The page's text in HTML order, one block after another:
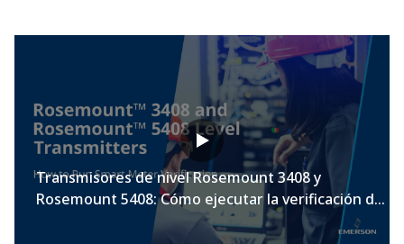
Transmisores de nivel Rosemount 3408 y
Rosemount 5408: Cómo ejecutar la verificación del
medidor inteligente